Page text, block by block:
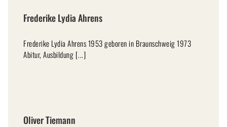
Frederike Lydia Ahrens
Frederike Lydia Ahrens 1953 geboren in Braunschweig 1973
Abitur, Ausbildung [...]
Oliver Tiemann